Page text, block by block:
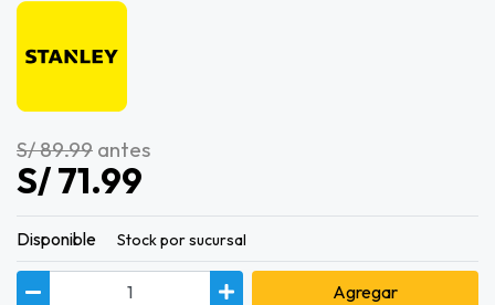
S/ 89.99 antes
S/ 71.99
Disponible Stock por sucursal
Agregar